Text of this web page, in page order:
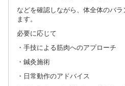
などを確認しながら、体全体のバ
ます。
必要に応じて
・手技による筋肉へのアプローチ
・鍼灸施術
・日常動作のアドバイス